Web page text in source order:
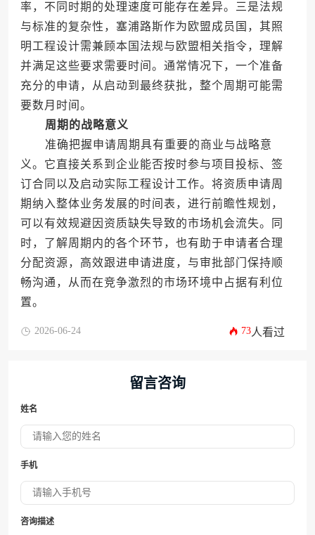
率，不同时期的处理速度可能存在差异。三是法规
与标准的复杂性，塞浦路斯作为欧盟成员国，其照
明工程设计需兼顾本国法规与欧盟相关指令，理解
并满足这些要求需要时间。通常情况下，一个准备
充分的申请，从启动到最终获批，整个周期可能需
要数月时间。
周期的战略意义
准确把握申请周期具有重要的商业与战略意
义。它直接关系到企业能否按时参与项目投标、签
订合同以及启动实际工程设计工作。将资质申请周
期纳入整体业务发展的时间表，进行前瞻性规划，
可以有效规避因资质缺失导致的市场机会流失。同
时，了解周期内的各个环节，也有助于申请者合理
分配资源，高效跟进申请进度，与审批部门保持顺
畅沟通，从而在竞争激烈的市场环境中占据有利位
置。
2026-06-24 73人看过
留言咨询
姓名
手机
咨询描述